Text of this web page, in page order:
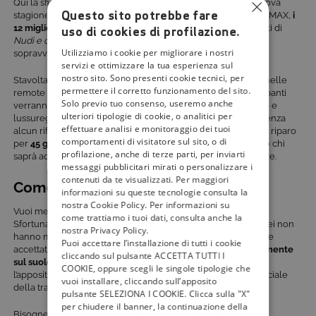
Qui la sfida si fa più complessa, oltre i 21 giorni. In questa nuova
stagione, in onda ogni martedì dal 13 febbraio alle 21.25 su DMAX, i
12 migliori esperti di sopravvivenza delle edizioni precedenti di
Nudi e crudi
si sfideranno per ottenere il titolo di ‘Ultimo
sopravvissuto’ e vincere i100.000 dollari in palio.
Stavolta la sfida li porterà nella difficilegola di Oribi , situata nelle
remote campagne sudafricane del KwaZulu-Natal. I partecipanti
verranno lasciati completamente soli in un paesaggio verde e
lussureggiante, con una ricca biodiversità di flora e fauna. Senza
alcun rifornimento, i survivalisti dovranno cacciare e trovare riparo
per 45 giorni, sfruttando le risorse offerte dall’ambiente. Solo chi
saprà adattarsi alle reali condizioni del territorio potrà vincere.
Come partecipare aNudi e crudi?
Vuoi metterti alla prova come i protagonisti diNudi e crudi
Sfortunatamente, per il momento i cittadini italiani ed europei non
hanno modo di partecipare. Gli unici concorrenti attualmente
accettati dalla produzione devonorisiedere in modo permanente
sul suolo americano . Per candidarsi è necessario compilare
l’apposito modulo di domanda disponibile online sul sito ufficiale
della trasmissione.
Questo sito potrebbe fare
uso di cookies di profilazione.
Utilizziamo i cookie per migliorare i nostri
servizi e ottimizzare la tua esperienza sul
nostro sito. Sono presenti cookie tecnici, per
permettere il corretto funzionamento del sito.
Solo previo tuo consenso, useremo anche
ulteriori tipologie di cookie, o analitici per
effettuare analisi e monitoraggio dei tuoi
comportamenti di visitatore sul sito, o di
profilazione, anche di terze parti, per inviarti
messaggi pubblicitari mirati o personalizzare i
contenuti da te visualizzati. Per maggiori
informazioni su queste tecnologie consulta la
nostra Cookie Policy. Per informazioni su
come trattiamo i tuoi dati, consulta anche la
nostra Privacy Policy.
Puoi accettare l’installazione di tutti i cookie
cliccando sul pulsante ACCETTA TUTTI I
COOKIE, oppure scegli le singole tipologie che
vuoi installare, cliccando sull’apposito
pulsante SELEZIONA I COOKIE. Clicca sulla "X"
per chiudere il banner, la continuazione della